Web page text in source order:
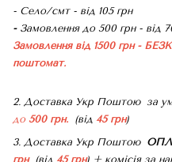
- Село/смт - від 105 грн
-Замовлення до 500 грн - від
Замовлення від 1500 грн -
поштомат.
2. Доставка Укр Поштою за
до 500 грн. (від 45 грн)
3. Доставка Укр Поштою
грн (від 45 грн) + комісія за